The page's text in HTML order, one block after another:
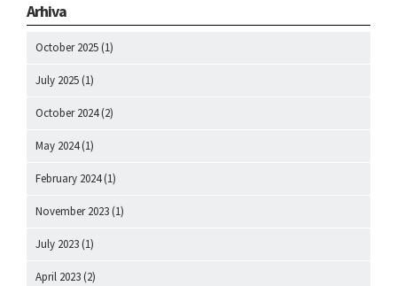
Arhiva
October 2025 (1)
July 2025 (1)
October 2024(2)
May 2024(1)
February 2024(1)
November 2023 (1)
July 2023 (1)
April 2023 (2)